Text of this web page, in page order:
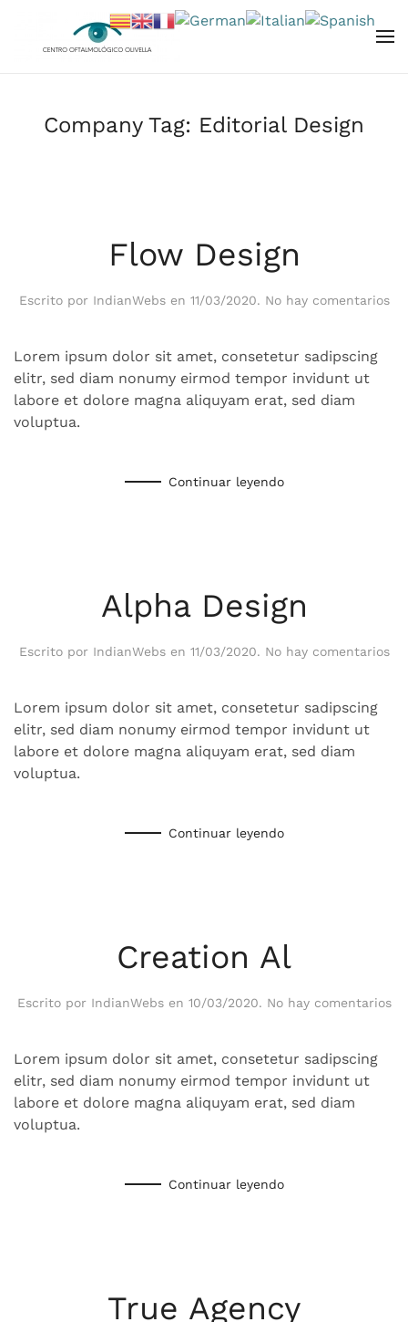
Skip to main content
Company Tag: Editorial Design
Flow Design
Escrito por IndianWebsen 11/03/2020. No hay comentariosen
Lorem ipsum dolor sit amet, consetetur sadipscing
elitr, sed diam nonumy eirmod tempor invidunt ut
labore et dolore magna aliquyam erat, sed diam
voluptua.
Continuar leyendo
Alpha Design
Escrito por IndianWebsen 11/03/2020. No hay comentariosen
Lorem ipsum dolor sit amet, consetetur sadipscing
elitr, sed diam nonumy eirmod tempor invidunt ut
labore et dolore magna aliquyam erat, sed diam
voluptua.
Continuar leyendo
Creation Al
Escrito por IndianWebsen 10/03/2020. No hay comentariosen
Lorem ipsum dolor sit amet, consetetur sadipscing
elitr, sed diam nonumy eirmod tempor invidunt ut
labore et dolore magna aliquyam erat, sed diam
voluptua.
Continuar leyendo
True Agency